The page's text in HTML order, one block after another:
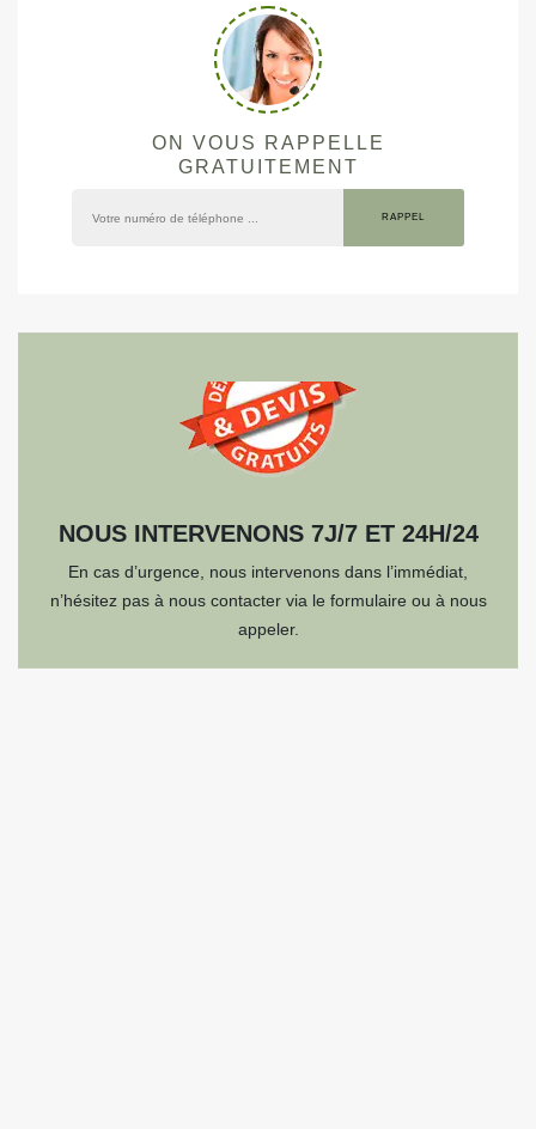
ON VOUS RAPPELLE
GRATUITEMENT
NOUS INTERVENONS 7J/7 ET 24H/24
En cas d’urgence, nous intervenons dans l’immédiat,
n’hésitez pas à nous contacter via le formulaire ou à nous
appeler.